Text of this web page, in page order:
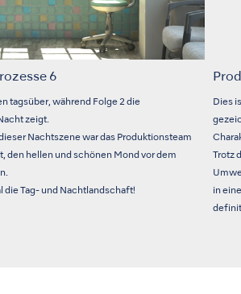
6
tagsüber, während Folge 2 die
zeigt.
Nachtszene war das Produktionsteam
den hellen und schönen Mond vor dem
die Tag- und Nachtlandschaft!
Dies
Trotz
in